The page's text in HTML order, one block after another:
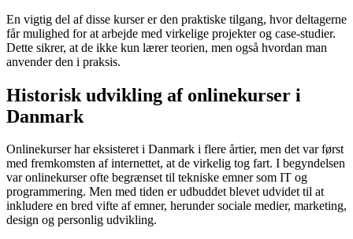
En vigtig del af disse kurser er den praktiske tilgang, hvor deltagerne
får mulighed for at arbejde med virkelige projekter og case-studier.
Dette sikrer, at de ikke kun lærer teorien, men også hvordan man
anvender den i praksis.
Historisk udvikling af onlinekurser i
Danmark
Onlinekurser har eksisteret i Danmark i flere årtier, men det var først
med fremkomsten af internettet, at de virkelig tog fart. I begyndelsen
var onlinekurser ofte begrænset til tekniske emner som IT og
programmering. Men med tiden er udbuddet blevet udvidet til at
inkludere en bred vifte af emner, herunder sociale medier, marketing,
design og personlig udvikling.